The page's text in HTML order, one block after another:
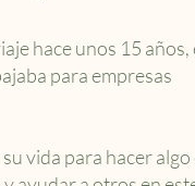
hace unos 15
para empresas
vida para hacer algo